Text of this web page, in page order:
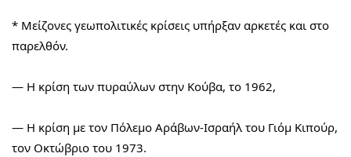
* Μείζονες γεωπολιτικές κρίσεις υπήρξαν αρκετές και στο
παρελθόν.
— Η κρίση των πυραύλων στην Κούβα, το 1962,
— Η κρίση με τον Πόλεμο Αράβων-Ισραήλ του Γιόμ Κιπούρ,
τον Οκτώβριο του 1973.